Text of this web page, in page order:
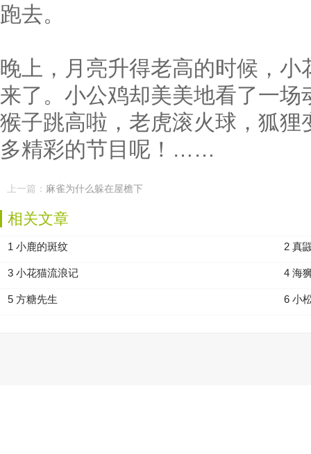
跑去。
晚上，月亮升得老高的时候，
来了。小公鸡却美美地看了一
猴子跳高啦，老虎滚火球，狐
多精彩的节目呢！……
上一篇： 麻雀为什么躲在屋檐下
相关文章
1 小鹿的斑纹 2 真
3 小花猫流浪记 4 海
5 方糖先生 6 小